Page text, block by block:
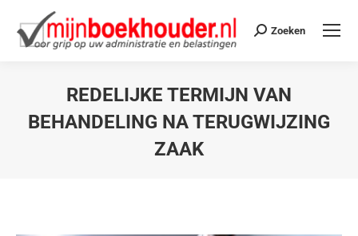
Zoeken
REDELIJKE TERMIJN VAN
BEHANDELING NA TERUGWIJZING
ZAAK